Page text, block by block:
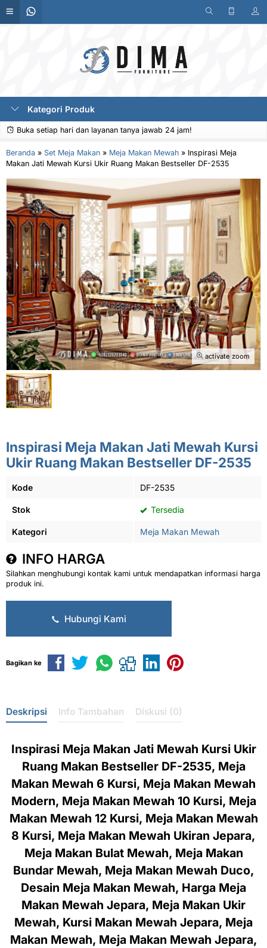
Kategori Produk
Buka setiap hari dan layanan tanya jawab 24 jam!
Beranda » Set Meja Makan » Meja Makan Mewah » Inspirasi Meja
Makan Jati Mewah Kursi Ukir Ruang Makan Bestseller DF-2535
activate zoom
Inspirasi Meja Makan Jati Mewah Kursi
Ukir Ruang Makan Bestseller DF-2535
Kode DF-2535
Stok Tersedia
Kategori Meja Makan Mewah
INFO HARGA
Silahkan menghubungi kontak kami untuk mendapatkan informasi harga
produk ini.
Hubungi Kami
Bagikan ke
Deskripsi Info Tambahan Diskusi (0)
Inspirasi Meja Makan Jati Mewah Kursi Ukir
Ruang Makan Bestseller DF-2535, Meja
Makan Mewah 6 Kursi, Meja Makan Mewah
Modern, Meja Makan Mewah 10 Kursi, Meja
Makan Mewah 12 Kursi, Meja Makan Mewah
8 Kursi, Meja Makan Mewah Ukiran Jepara,
Meja Makan Bulat Mewah, Meja Makan
Bundar Mewah, Meja Makan Mewah Duco,
Desain Meja Makan Mewah, Harga Meja
Makan Mewah Jepara, Meja Makan Ukir
Mewah, Kursi Makan Mewah Jepara, Meja
Makan Mewah, Meja Makan Mewah Jepara,